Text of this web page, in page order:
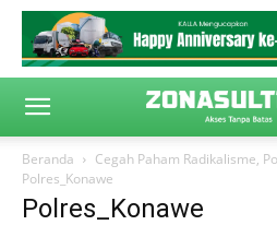
Beranda
Cegah Paham Radikalisme,
Polres_Konawe
Polres_Konawe